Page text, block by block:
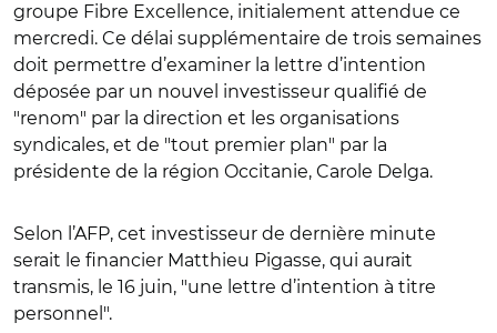
groupe Fibre Excellence, initialement attendue ce
mercredi. Ce délai supplémentaire de trois semaines
doit permettre d’examiner la lettre d’intention
déposée par un nouvel investisseur qualifié de
"renom" par la direction et les organisations
syndicales, et de "tout premier plan" par la
présidente de la région Occitanie, Carole Delga.
Selon l’AFP, cet investisseur de dernière minute
serait le financier Matthieu Pigasse, qui aurait
transmis, le 16 juin, "une lettre d’intention à titre
personnel".